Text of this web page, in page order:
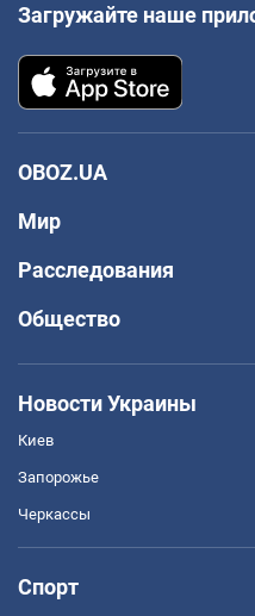
Загружайте наше
OBOZ.UA
Мир
Расследования
Общество
Новости Украины
Киев
Запорожье
Черкассы
Спорт